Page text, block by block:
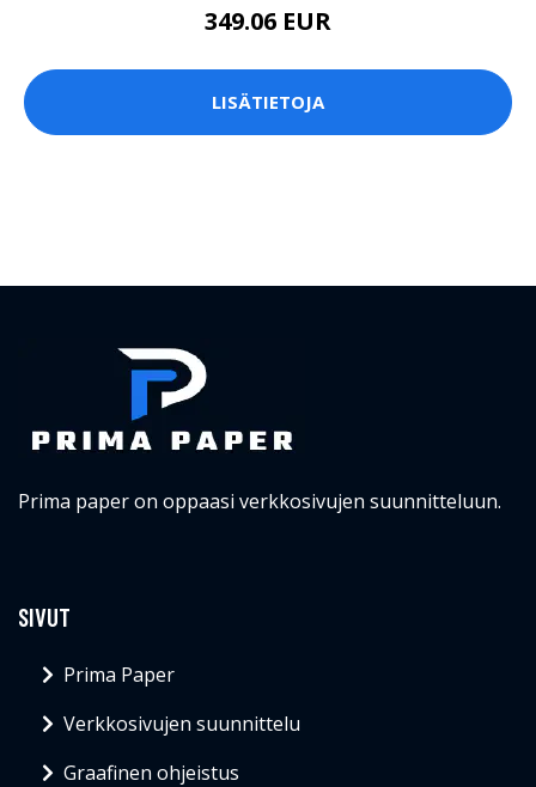
349.06 EUR
LISÄTIETOJA
Prima paper on oppaasi verkkosivujen suunnitteluun.
SIVUT
Prima Paper
Verkkosivujen suunnittelu
Graafinen ohjeistus